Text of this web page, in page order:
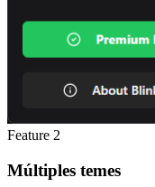
Feature 2
Múltiples temes